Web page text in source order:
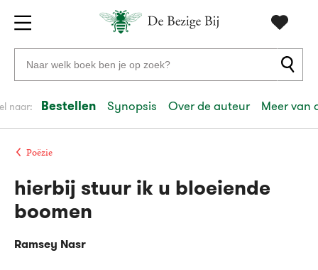
Gratis
verzending
vanaf
20
euro
Voor
23:59
volgendein
Veilig
retourneren
Zoeken
naar
auteurs
en
uitgevers
naar: Bestellen Synopsis Over de auteur Meer van
Poëzie
hierbij stuur ik u bloeiende
boomen
Ramsey Nasr